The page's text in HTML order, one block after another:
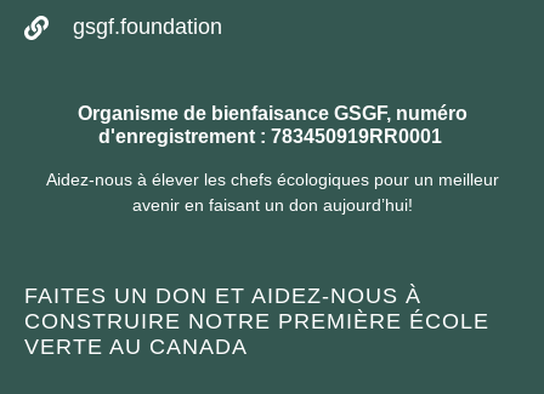
gsgf.foundation
Organisme de bienfaisance GSGF, numéro
d'enregistrement : 783450919RR0001
Aidez-nous à élever les chefs écologiques pour un meilleur
avenir en faisant un don aujourd’hui!
FAITES UN DON ET AIDEZ-NOUS À
CONSTRUIRE NOTRE PREMIÈRE ÉCOLE
VERTE AU CANADA